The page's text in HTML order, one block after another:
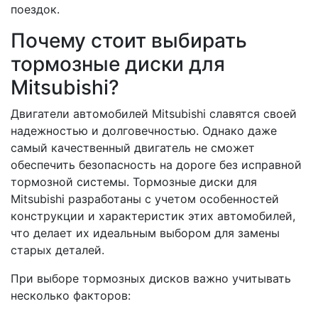
поездок.
Почему стоит выбирать
тормозные диски для
Mitsubishi?
Двигатели автомобилей Mitsubishi славятся своей
надежностью и долговечностью. Однако даже
самый качественный двигатель не сможет
обеспечить безопасность на дороге без исправной
тормозной системы. Тормозные диски для
Mitsubishi разработаны с учетом особенностей
конструкции и характеристик этих автомобилей,
что делает их идеальным выбором для замены
старых деталей.
При выборе тормозных дисков важно учитывать
несколько факторов: